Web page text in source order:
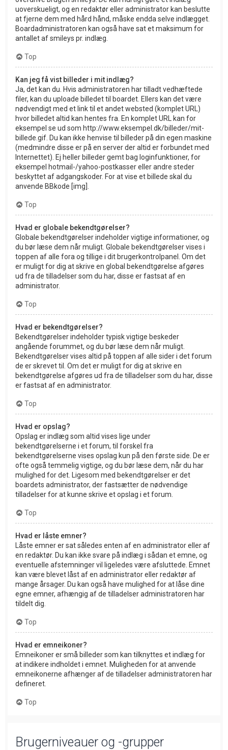
uoverskueligt, og en redaktør eller administrator kan beslutte
at fjerne dem med hård hånd, måske endda selve indlægget.
Boardadministratoren kan også have sat et maksimum for
antallet af smileys pr. indlæg.
Top
Kan jeg få vist billeder i mit indlæg?
Ja, det kan du. Hvis administratoren har tilladt vedhæftede
filer, kan du uploade billedet til boardet. Ellers kan det være
nødvendigt med et link til et andet websted (komplet URL)
hvor billedet altid kan hentes fra. En komplet URL kan for
eksempel se ud som http://www.eksempel.dk/billeder/mit-
billede.gif. Du kan ikke henvise til billeder på din egen maskine
(medmindre disse er på en server der altid er forbundet med
Internettet). Ej heller billeder gemt bag loginfunktioner, for
eksempel hotmail-/yahoo-postkasser eller andre steder
beskyttet af adgangskoder. For at vise et billede skal du
anvende BBkode [img].
Top
Hvad er globale bekendtgørelser?
Globale bekendtgørelser indeholder vigtige informationer, og
du bør læse dem når muligt. Globale bekendtgørelser vises i
toppen af alle fora og tillige i dit brugerkontrolpanel. Om det
er muligt for dig at skrive en global bekendtgørelse afgøres
ud fra de tilladelser som du har, disse er fastsat af en
administrator.
Top
Hvad er bekendtgørelser?
Bekendtgørelser indeholder typisk vigtige beskeder
angående forummet, og du bør læse dem når muligt.
Bekendtgørelser vises altid på toppen af alle sider i det forum
de er skrevet til. Om det er muligt for dig at skrive en
bekendtgørelse afgøres ud fra de tilladelser som du har, disse
er fastsat af en administrator.
Top
Hvad er opslag?
Opslag er indlæg som altid vises lige under
bekendtgørelserne i et forum, til forskel fra
bekendtgørelserne vises opslag kun på den første side. De er
ofte også temmelig vigtige, og du bør læse dem, når du har
mulighed for det. Ligesom med bekendtgørelser er det
boardets administrator, der fastsætter de nødvendige
tilladelser for at kunne skrive et opslag i et forum.
Top
Hvad er låste emner?
Låste emner er sat således enten af en administrator eller af
en redaktør. Du kan ikke svare på indlæg i sådan et emne, og
eventuelle afstemninger vil ligeledes være afsluttede. Emnet
kan være blevet låst af en administrator eller redaktør af
mange årsager. Du kan også have mulighed for at låse dine
egne emner, afhængig af de tilladelser administratoren har
tildelt dig.
Top
Hvad er emneikoner?
Emneikoner er små billeder som kan tilknyttes et indlæg for
at indikere indholdet i emnet. Muligheden for at anvende
emneikonerne afhænger af de tilladelser administratoren har
defineret.
Top
Brugerniveauer og -grupper